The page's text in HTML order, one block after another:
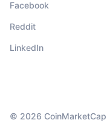
Facebook
Reddit
LinkedIn
© 2026